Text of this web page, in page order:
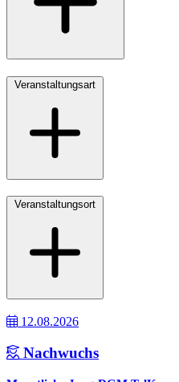
12.08.2026
Nachwuchs